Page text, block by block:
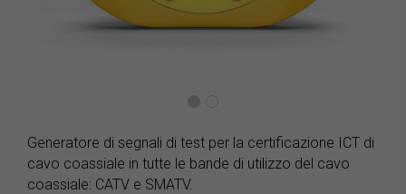
Generatore di segnali di test per la certificazione ICT di
cavo coassiale in tutte le bande di utilizzo del cavo
coassiale: CATV e SMATV.